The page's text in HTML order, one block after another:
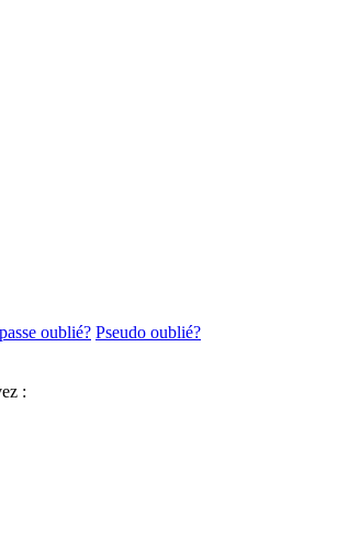
oublié? Pseudo oublié?
: